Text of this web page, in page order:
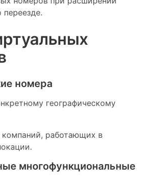
переезде.
номера
географическому
работающих в
многофункциональные